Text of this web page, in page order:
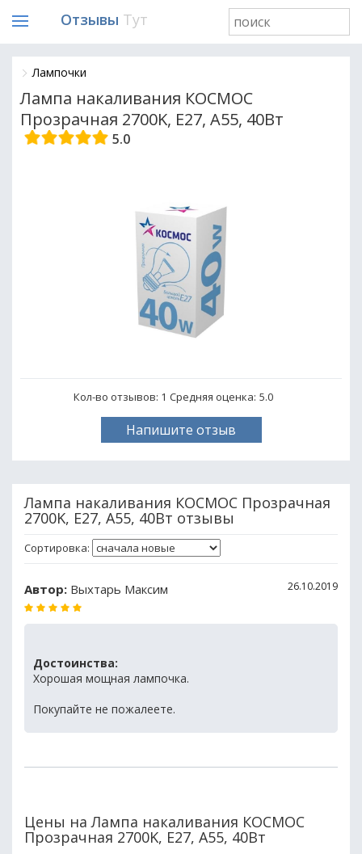
Отзывы Тут
Лампочки
Лампа накаливания КОСМОС
Прозрачная 2700K, E27, A55, 40Вт
5.0
Кол-во отзывов: 1 Средняя оценка: 5.0
Напишите отзыв
Лампа накаливания КОСМОС Прозрачная
2700K, E27, A55, 40Вт отзывы
Сортировка:
Автор: Выхтарь Максим 26.10.2019
Достоинства:
Хорошая мощная лампочка.
Покупайте не пожалеете.
Цены на Лампа накаливания КОСМОС
Прозрачная 2700K, E27, A55, 40Вт